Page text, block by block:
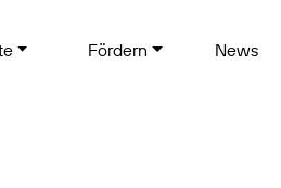
Fördern News